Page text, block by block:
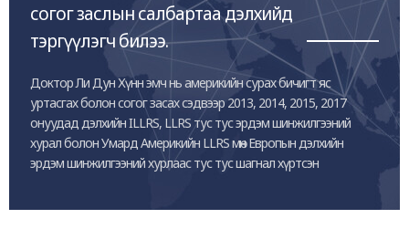
согог заслын салбартаа дэлхийд
тэргүүлэгч билээ.
Доктор Ли Дун Хүнн эмч нь америкийн сурах бичигт яс
уртасгах болон согог засах сэдвээр 2013, 2014, 2015, 2017
онуудад дэлхийн ILLRS, LLRS тус тус эрдэм шинжилгээний
хурал болон Умард Америкийн LLRS мөн Европын дэлхийн
эрдэм шинжилгээний хурлаас тус тус шагнал хүртсэн